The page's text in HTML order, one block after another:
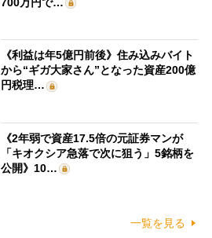
《利益は年5億円前後》住み込みバイト
から“ギガ大家さん”となった資産200億
円税理…
《2年弱で資産17.5倍の元証券マンが
「キオクシア急落で次に狙う」5銘柄を
公開》10…
一覧を見る